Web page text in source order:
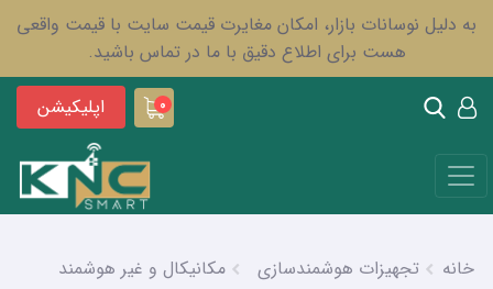
به دلیل نوسانات بازار، امکان مغایرت قیمت سایت با قیمت واقعی
هست برای اطلاع دقیق با ما در تماس باشید.
0 اپلیکیشن
خانه تجهیزات هوشمندسازی
مکانیکال و غیر هوشمند